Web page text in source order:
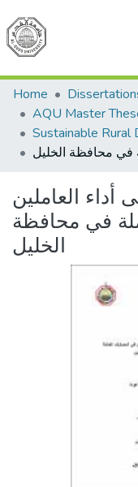
Home
العاملين
في محافظة
الخليل